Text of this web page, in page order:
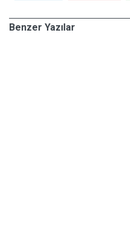
Benzer Yazılar